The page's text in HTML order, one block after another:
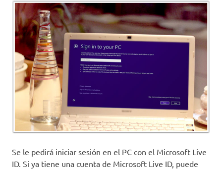
Se le pedirá iniciar sesión en el PC con el Microsoft Live
ID. Si ya tiene una cuenta de Microsoft Live ID, puede